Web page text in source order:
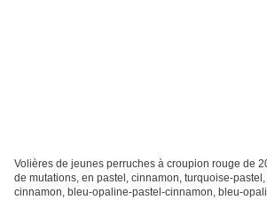
Volières de jeunes perruches à croupion rouge de
de mutations, en pastel, cinnamon, turquoise-
cinnamon, bleu-opaline-pastel-cinnamon, bleu-